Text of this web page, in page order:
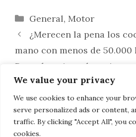
We value your privacy
We use cookies to enhance your
serve personalized ads or content,
traffic. By clicking "Accept All", you
cookies.
Categorías
General, Motor
¿Merecen la pena los
mano con menos de 50.000
Descubre si son la mejor
¿Cómo impacta la
de los coches usados en
los efectos y cómo